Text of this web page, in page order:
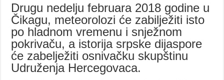
Drugu nedelju februara 2018 godine u
Čikagu, meteorolozi će zabilježiti isto
po hladnom vremenu i snježnom
pokrivaču, a istorija srpske dijaspore
će zabelježiti osnivačku skupštinu
Udruženja Hercegovaca.